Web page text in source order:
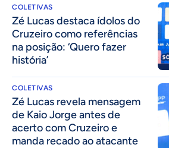
COLETIVAS
Zé Lucas destaca ídolos do
Cruzeiro como referências
na posição: ‘Quero fazer
história’
COLETIVAS
Zé Lucas revela mensagem
de Kaio Jorge antes de
acerto com Cruzeiro e
manda recado ao atacante